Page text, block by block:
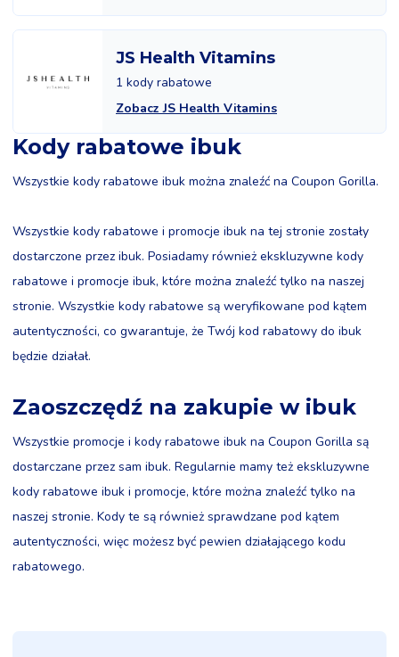
JS Health Vitamins
1 kody rabatowe
Zobacz JS Health Vitamins
Kody rabatowe ibuk
Wszystkie kody rabatowe ibuk można znaleźć na Coupon Gorilla.
Wszystkie kody rabatowe i promocje ibuk na tej stronie zostały
dostarczone przez ibuk. Posiadamy również ekskluzywne kody
rabatowe i promocje ibuk, które można znaleźć tylko na naszej
stronie. Wszystkie kody rabatowe są weryfikowane pod kątem
autentyczności, co gwarantuje, że Twój kod rabatowy do ibuk
będzie działał.
Zaoszczędź na zakupie w ibuk
Wszystkie promocje i kody rabatowe ibuk na Coupon Gorilla są
dostarczane przez sam ibuk. Regularnie mamy też ekskluzywne
kody rabatowe ibuk i promocje, które można znaleźć tylko na
naszej stronie. Kody te są również sprawdzane pod kątem
autentyczności, więc możesz być pewien działającego kodu
rabatowego.